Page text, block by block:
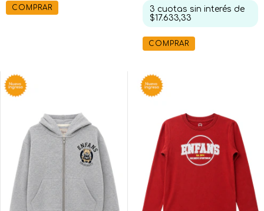
COMPRAR 3 cuotas sin interés de
$17.633,33
COMPRAR